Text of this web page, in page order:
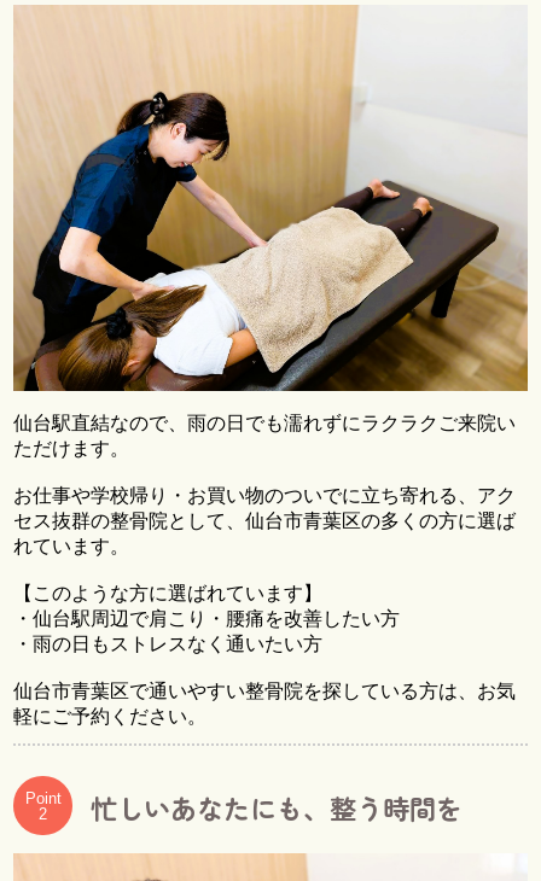
仙台駅直結なので、雨の日でも濡れずにラクラクご来院い
ただけます。
お仕事や学校帰り・お買い物のついでに立ち寄れる、アク
セス抜群の整骨院として、仙台市青葉区の多くの方に選ば
れています。
【このような方に選ばれています】
・仙台駅周辺で肩こり・腰痛を改善したい方
・雨の日もストレスなく通いたい方
仙台市青葉区で通いやすい整骨院を探している方は、お気
軽にご予約ください。
Point
2
忙しいあなたにも、整う時間を